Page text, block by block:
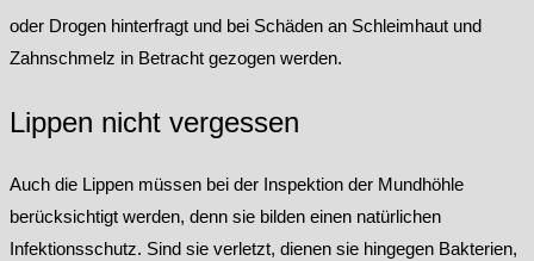
oder Drogen hinterfragt und bei Schäden an Schleimhaut und
Zahnschmelz in Betracht gezogen werden.
Lippen nicht vergessen
Auch die Lippen müssen bei der Inspektion der Mundhöhle
berücksichtigt werden, denn sie bilden einen natürlichen
Infektionsschutz. Sind sie verletzt, dienen sie hingegen Bakterien,